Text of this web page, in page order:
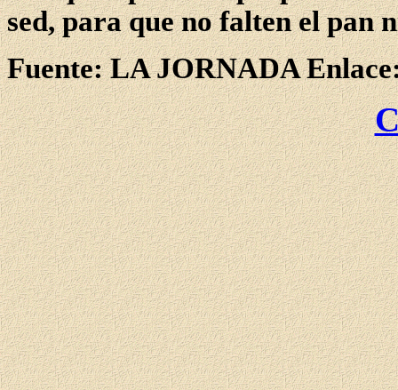
sed, para que no falten el pan
Fuente: LA JORNADA